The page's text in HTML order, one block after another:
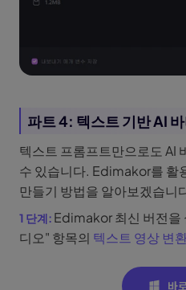
파트 4: 텍스트 기반 AI
텍스트 프롬프트만으로도 AI
수 있습니다. Edimakor를 활
만들기 방법을 알아보겠습니
Edimakor 최신 버전을
디오" 항목의 텍스트 영상 변